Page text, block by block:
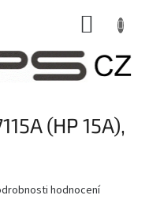
(HP 15A),
hodnocení